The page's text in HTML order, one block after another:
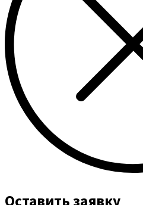
Оставить заявку